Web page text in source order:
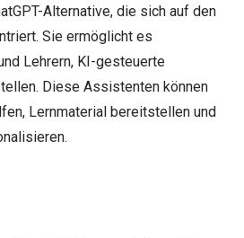
Alternative, die sich auf den
Sie ermöglicht es
Lehrern, KI-gesteuerte
Diese Assistenten können
Lernmaterial bereitstellen und